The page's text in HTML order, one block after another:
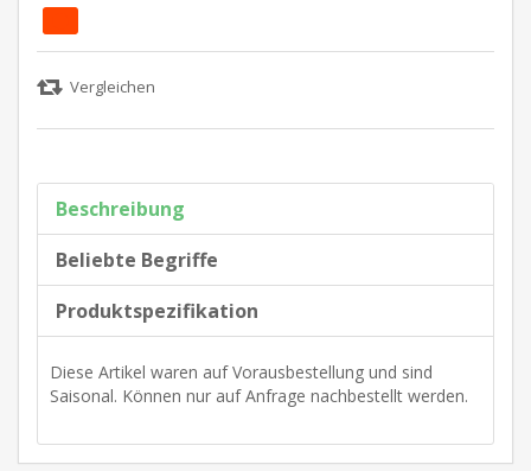
Beschreibung
Beliebte Begriffe
Produktspezifikation
Diese Artikel waren auf Vorausbestellung und sind
Saisonal. Können nur auf Anfrage nachbestellt werden.